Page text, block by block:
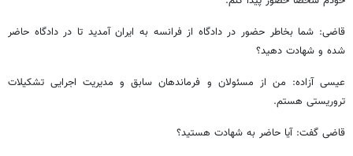
قاضی: شما بخاطر حضور در دادگاه از فرانسه به ایران آمدید تا در دادگاه حاضر
شده و شهادت دهید؟
عیسی آزاده: من از مسئولان و فرماندهان سابق و مدیریت اجرایی تشکیلات
تروریستی هستم.
قاضی گفت: آیا حاضر به شهادت هستید؟